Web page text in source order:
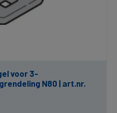
voor 3-
N80 | art.nr.